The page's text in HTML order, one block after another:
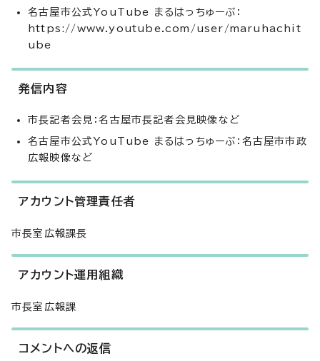
名古屋市公式YouTube まるはっちゅーぶ：
https://www.youtube.com/user/maruhachit
ube
発信内容
市長記者会見：名古屋市長記者会見映像など
名古屋市公式YouTube まるはっちゅーぶ：名古屋市市政
広報映像など
アカウント管理責任者
市長室広報課長
アカウント運用組織
市長室広報課
コメントへの返信